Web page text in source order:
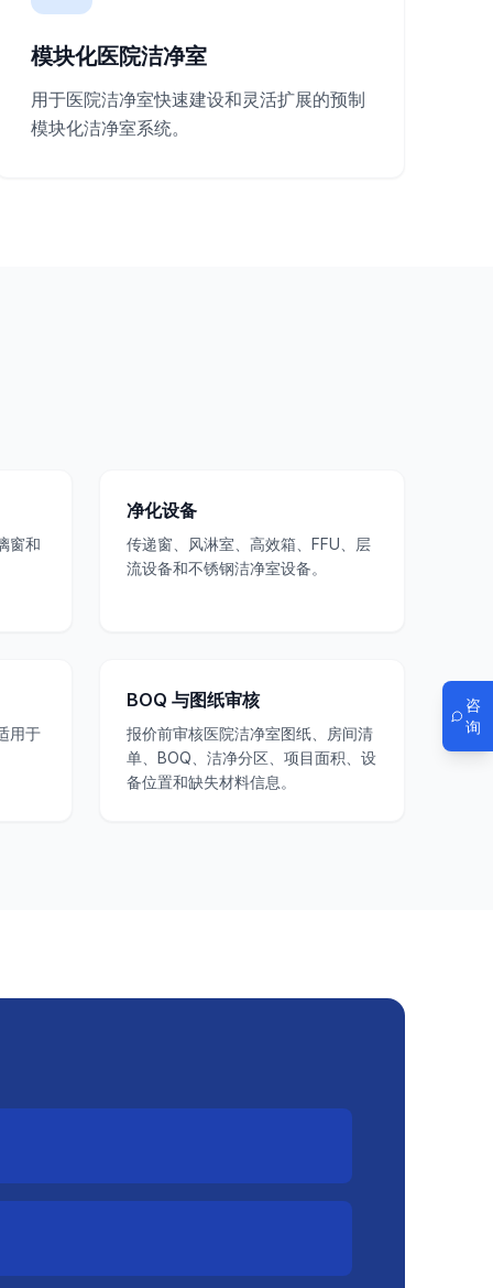
模块化医院洁净室
用于医院洁净室快速建设和灵活扩展的预制
模块化洁净室系统。
窗和
净化设备
传递窗、风淋室、高效箱、FFU、层
流设备和不锈钢洁净室设备。
用于
BOQ 与图纸审核
报价前审核医院洁净室图纸、房间清
单、BOQ、洁净分区、项目面积、设
备位置和缺失材料信息。
咨
询